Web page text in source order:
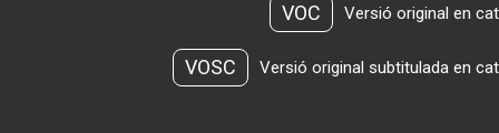
VOC Versió original en
VOSC Versió original subtitulada en